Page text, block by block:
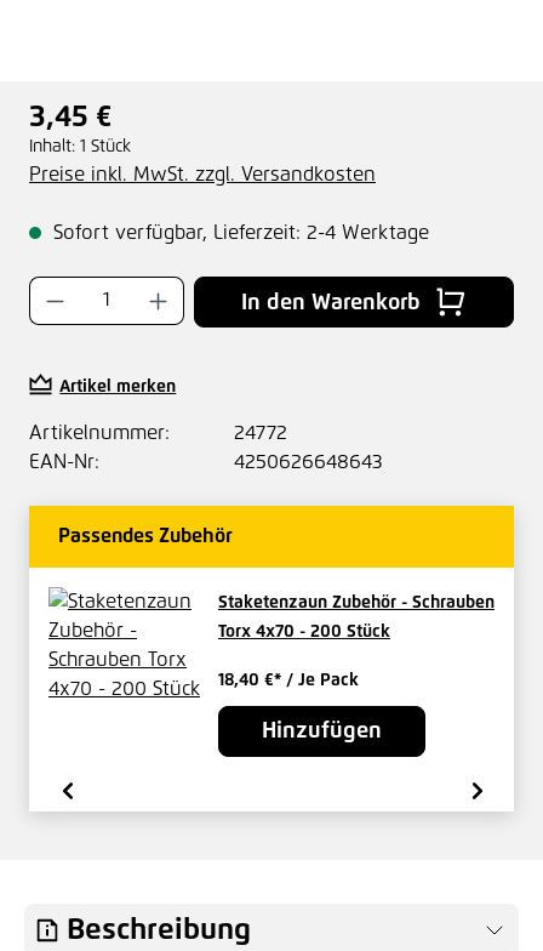
Regulärer Preis:
3,45 €
Inhalt: 1 Stück
Preise inkl. MwSt. zzgl. Versandkosten
Sofort verfügbar, Lieferzeit: 2-4 Werktage
Produkt Anzahl: Gib den gewünschten
In den Warenkorb
Artikel merken
Artikelnummer:
24772
EAN-Nr:
4250626648643
Passendes Zubehör
Staketenzaun Zubehör - Schrauben
Torx 4x70 - 200 Stück
18,40 €* / Je Pack
Hinzufügen
Beschreibung